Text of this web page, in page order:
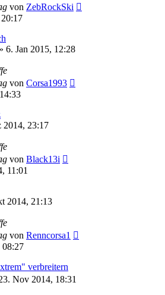
von ZebRockSki
» 6. Jan 2015, 12:28
von Corsa1993
2014, 23:17
von Black13i
11:01
2014, 21:13
von Renncorsa1
08:27
verbreitern
Nov 2014, 18:31